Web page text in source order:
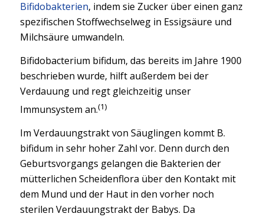
Bifidobakterien, indem sie Zucker über einen ganz
spezifischen Stoffwechselweg in Essigsäure und
Milchsäure umwandeln.
Bifidobacterium bifidum, das bereits im Jahre 1900
beschrieben wurde, hilft außerdem bei der
Verdauung und regt gleichzeitig unser
Immunsystem an.(1)
Im Verdauungstrakt von Säuglingen kommt B.
bifidum in sehr hoher Zahl vor. Denn durch den
Geburtsvorgangs gelangen die Bakterien der
mütterlichen Scheidenflora über den Kontakt mit
dem Mund und der Haut in den vorher noch
sterilen Verdauungstrakt der Babys. Da